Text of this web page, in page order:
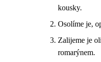
kousky.
Osolíme je,
Zalijeme je
romarýnem.